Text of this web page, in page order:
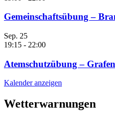
Gemeinschaftsübung –
Sep. 25
19:15 - 22:00
Atemschutzübung –
Kalender anzeigen
Wetterwarnungen